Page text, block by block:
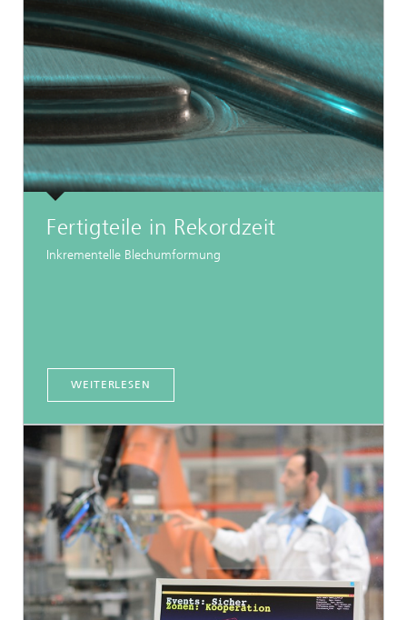
Fertigteile in Rekordzeit
Inkrementelle Blechumformung
WEITERLESEN